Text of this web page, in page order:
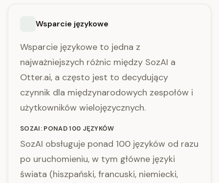
Wsparcie językowe
Wsparcie językowe to jedna z
najważniejszych różnic między SozAI a
Otter.ai, a często jest to decydujący
czynnik dla międzynarodowych zespołów i
użytkowników wielojęzycznych.
SOZAI: PONAD 100 JĘZYKÓW
SozAI obsługuje ponad 100 języków od razu
po uruchomieniu, w tym główne języki
świata (hiszpański, francuski, niemiecki,